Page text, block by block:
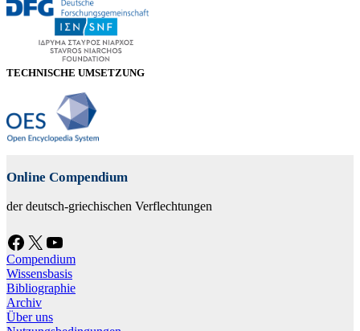
TECHNISCHE UMSETZUNG
Online Compendium
der deutsch-griechischen Verflechtungen
Facebook X YouTube
Compendium
Wissensbasis
Bibliographie
Archiv
Über uns